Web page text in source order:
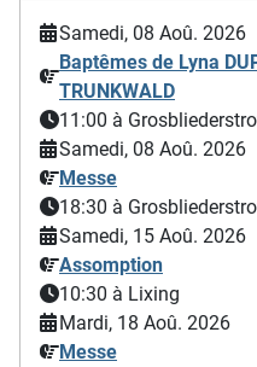
Samedi, 08 Aoû. 2026
Baptêmes de Lyna
TRUNKWALD
11:00 à
Samedi, 08 Aoû. 2026
Messe
18:30 à
Samedi, 15 Aoû. 2026
Assomption
10:30 à Lixing
Mardi, 18 Aoû. 2026
Messe